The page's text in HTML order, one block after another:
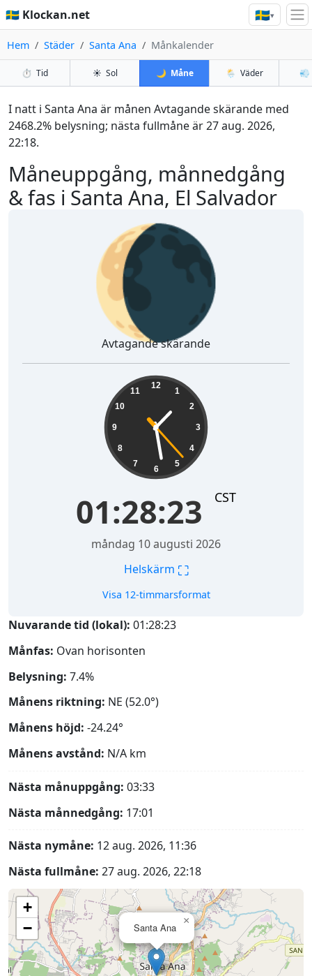
🇸🇪 Klockan.net 🇸🇪▾
Hem Städer Santa Ana Månkalender
⏱️ Tid ☀️ Sol 🌙 Måne 🌦️ Väder 💨
Måneuppgång, månnedgång
& fas i Santa Ana, El Salvador
I natt i Santa Ana är månen Avtagande skärande med
2468.2% belysning; nästa fullmåne är 27 aug. 2026,
22:18.
🌘
Avtagande skärande
12
1
2
3
4
5
6
7
8
9
10
11
01:28:24 CST
måndag 10 augusti 2026
Helskärm ⛶
Visa 12-timmarsformat
Nuvarande tid (lokal): 01:28:24
Månfas: Ovan horisonten
Belysning: 7.4%
Månens riktning: NE (52.0°)
Månens höjd: -24.24°
Månens avstånd: N/A km
Nästa månuppgång: 03:33
Nästa månnedgång: 17:01
Nästa nymåne: 12 aug. 2026, 11:36
Nästa fullmåne: 27 aug. 2026, 22:18
Santa Ana
×
+
−